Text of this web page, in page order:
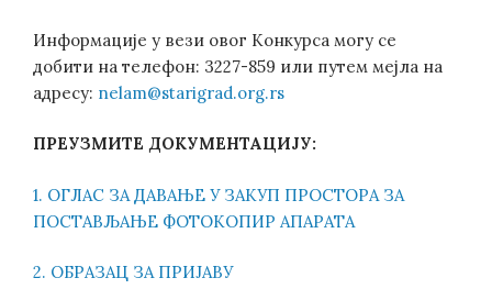
Информације у вези овог Конкурса могу се
добити на телефон: 3227-859 или путем мејла на
адресу: nelam@starigrad.org.rs
ПРЕУЗМИТЕ ДОКУМЕНТАЦИЈУ:
1. ОГЛАС ЗА ДАВАЊЕ У ЗАКУП ПРОСТОРА ЗА
ПОСТАВЉАЊЕ ФОТОКОПИР АПАРАТА
2. ОБРАЗАЦ ЗА ПРИЈАВУ